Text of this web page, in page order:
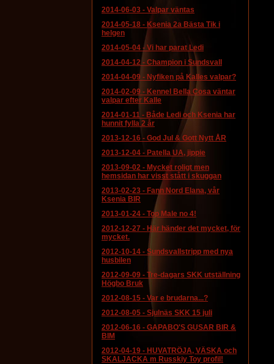
2014-06-03 - Valpar väntas
2014-05-18 - Ksenia 2a Bästa Tik i
helgen
2014-05-04 - Vi har parat Ledi
2014-04-12- Champion i Sundsvall
2014-04-09 - Nyfiken på Kalles valpar?
2014-02-09 - Kennel Bella Cosa väntar
valpar efter Kalle
2014-01-11 - Både Ledi och Ksenia har
hunnit fylla 2 år
2013-12-16 - God Jul & Gott Nytt ÅR
2013-12-04 - Patella UA, jippie
2013-09-02 - Mycket roligt men
hemsidan har visst stått i skuggan
2013-02-23 - Fann Nord Elana, vår
Ksenia BIR
2013-01-24 - Top Male no 4!
2012-12-27 - Här händer det mycket, för
mycket.
2012-10-14 - Sundsvallstripp med nya
husbilen
2012-09-09 - Tre-dagars SKK utställning
Högbo Bruk
2012-08-15 - Var e brudarna...?
2012-08-05 - Sjulnäs SKK 15 juli
2012-06-16 - GAPABO'S GUSAR BIR &
BIM
2012-04-19 - HUVATRÖJA, VÄSKA och
SKALJACKA m Russkiy Toy profil!